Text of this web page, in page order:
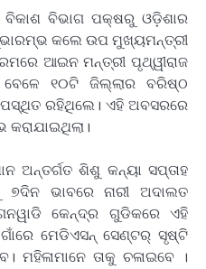
ବିକାଶ ବିଭାଗ ପକ୍ଷରୁ ଓଡ଼ିଶାର
କଲେ ଉପ ମୁଖ୍ୟମନ୍ତ୍ରୀ
ଆଇନ ମନ୍ତ୍ରୀ ପୃଥ୍ୱୀରାଜ
୧୦ଟି ଜିଲ୍ଲାର ବରିଷ୍ଠ
ରହିଥିଲେ। ଏହି ଅବସରରେ
ଅନ୍ତର୍ଗତ ଶିଶୁ କନ୍ୟା ସପ୍ତାହ
ଭାବରେ ନାରୀ ଅଦାଲତ
କେନ୍ଦ୍ର ଗୁଡିକରେ ଏହି
ମେଡିଏସନ୍ ସେଣ୍ଟର୍ ସୃଷ୍ଟି
ମହିଳାମାନେ ତାକୁ ଚଳାଇବେ ।